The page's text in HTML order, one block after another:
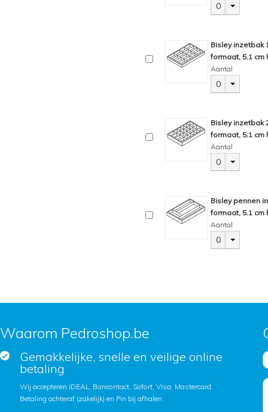
0
Bisley inzetbak
formaat, 5.1 cm
Aantal
0
Bisley inzetbak
formaat, 5.1 cm
Aantal
0
Bisley pennen
formaat, 5.1 cm
Aantal
0
Waarom Pedroshop.be
Gemakkelijke, snelle en veilige online
betaling
Wij accepteren iDEAL, Bancontact, Sofort, Visa, Mastercard,
Betaling achteraf (zakelijk) en Pin bij afhalen.